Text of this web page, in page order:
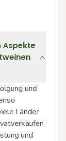
Aspekte
und
Länder
und